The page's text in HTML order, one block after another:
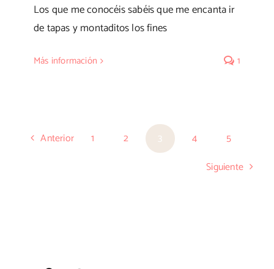
Los que me conocéis sabéis que me encanta ir
de tapas y montaditos los fines
Más información 1
Anterior 1 2 3 4
5
Siguiente